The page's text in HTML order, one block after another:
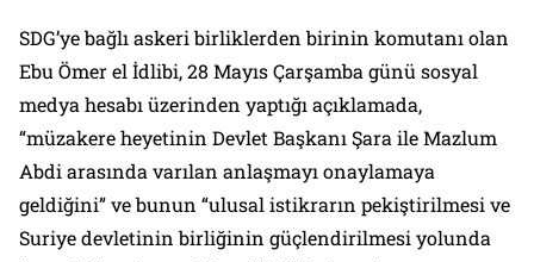
SDG’ye bağlı askeri birliklerden birinin komutanı olan
Ebu Ömer el İdlibi, 28 Mayıs Çarşamba günü sosyal
medya hesabı üzerinden yaptığı açıklamada,
“müzakere heyetinin Devlet Başkanı Şara ile Mazlum
Abdi arasında varılan anlaşmayı onaylamaya
geldiğini” ve bunun “ulusal istikrarın pekiştirilmesi ve
Suriye devletinin birliğinin güçlendirilmesi yolunda